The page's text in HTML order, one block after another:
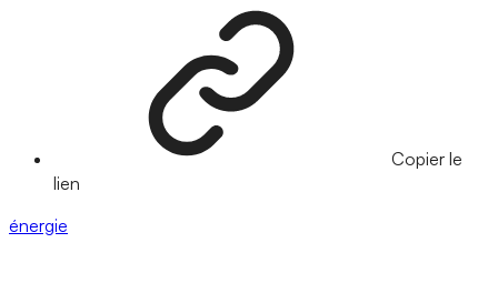
Copier le
lien
énergie